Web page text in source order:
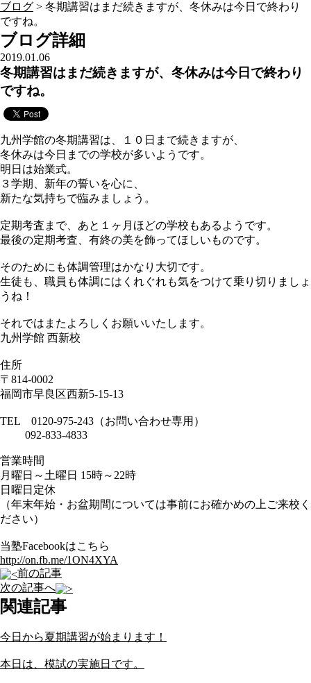
ブログ > 冬期講習はまだ続きますが、冬休みは今日で終わり
ですね。
ブログ詳細
2019.01.06
冬期講習はまだ続きますが、冬休みは今日で終わり
ですね。
九州学館の冬期講習は、１０日まで続きますが、
冬休みは今日までの学校が多いようです。
明日は始業式。
３学期、新年の誓いを心に、
新たな気持ちで臨みましょう。
定期考査まで、あと１ヶ月ほどの学校もあるようです。
最後の定期考査、有終の美を飾ってほしいものです。
そのためにも体調管理はかなり大切です。
生徒も、職員も体調にはくれぐれも気をつけて乗り切りましょ
うね！
それではまたよろしくお願いいたします。
九州学館 西新校
住所
〒814-0002
福岡市早良区西新5-15-13
TEL 0120-975-243（お問い合わせ専用）
092-833-4833
営業時間
月曜日～土曜日 15時～22時
日曜日定休
（年末年始・お盆期間については事前にお確かめの上ご来校く
ださい）
当塾Facebookはこちら
http://on.fb.me/1ON4XYA
前の記事
次の記事へ
関連記事
今日から夏期講習が始まります！
本日は、模試の実施日です。